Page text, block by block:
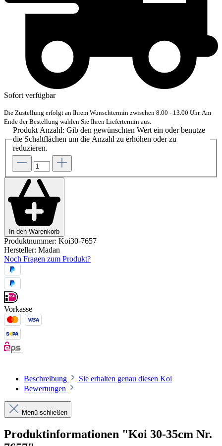
Sofort verfügbar
Die Zustellung erfolgt an Ihrem Wunschtermin zwischen 8.00 - 13.00 Uhr. Am
Ende der Bestellung wählen Sie Ihren Liefertermin aus.
Produkt Anzahl: Gib den gewünschten Wert ein oder benutze
die Schaltflächen um die Anzahl zu erhöhen oder zu
reduzieren.
In den Warenkorb
Produktnummer: Koi30-7657
Hersteller: Madan
Noch Fragen zum Produkt?
Vorkasse
Beschreibung
Sie erhalten genau diesen Koi
Bewertungen
Menü schließen
Produktinformationen "Koi 30-35cm Nr.